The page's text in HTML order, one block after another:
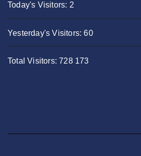
Today's Visitors: 2
Yesterday's Visitors:60
Total Visitors:728 173